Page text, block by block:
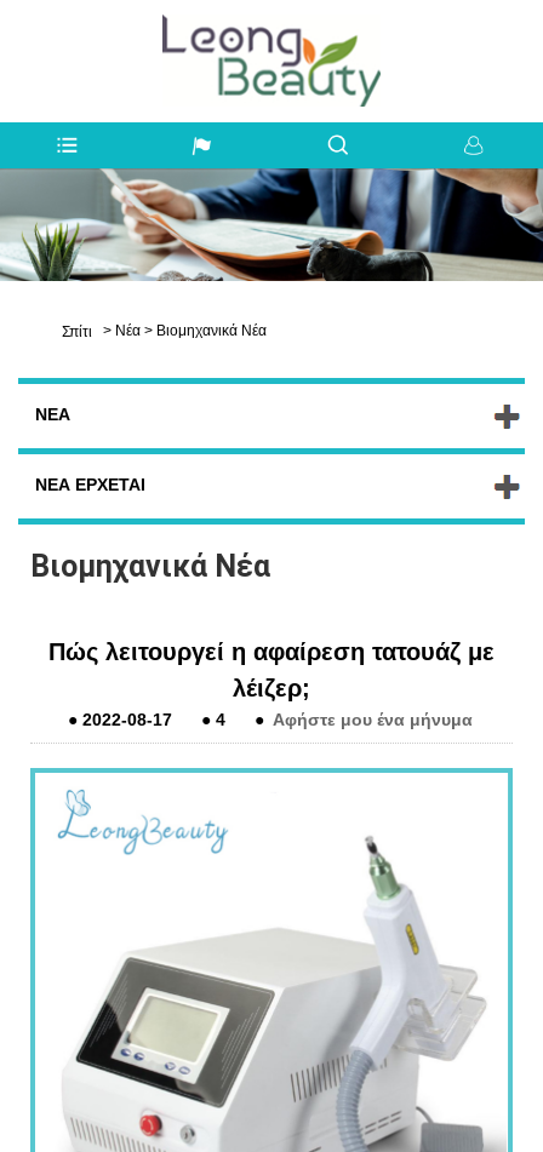
Σπίτι > Νέα > Βιομηχανικά Νέα
ΝΈΑ
ΝΈΑ ΈΡΧΕΤΑΙ
Βιομηχανικά Νέα
Πώς λειτουργεί η αφαίρεση τατουάζ με
λέιζερ;
● 2022-08-17 ● 4 ● Αφήστε μου ένα μήνυμα